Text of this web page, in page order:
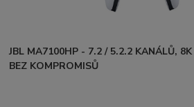
JBL MA7100HP - 7.2 / 5.2.2 KANÁLŮ,
BEZ KOMPROMISŮ